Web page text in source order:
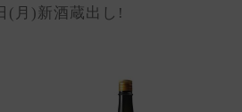
(月)新酒蔵出し!